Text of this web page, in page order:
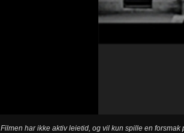
Filmen har ikke aktiv leietid, og vil kun spille en forsmak